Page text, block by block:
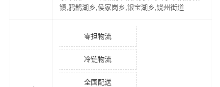
镇,鸦鹊湖乡,侯家岗乡,银宝湖乡,饶州街道
零担物流
冷链物流
全国配送